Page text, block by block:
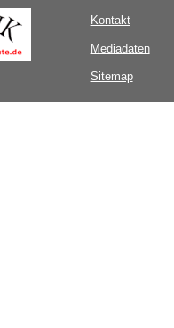
Kontakt
Mediadaten
Sitemap